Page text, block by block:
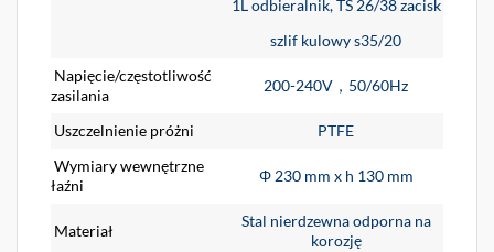
1L odbieralnik, TS 26/38 zacisk
szlif kulowy s35/20
Napięcie/częstotliwość
zasilania
200-240V，50/60Hz
Uszczelnienie próżni
PTFE
Wymiary wewnętrzne
łaźni
Φ 230 mm x h 130 mm
Materiał
Stal nierdzewna odporna na
korozję